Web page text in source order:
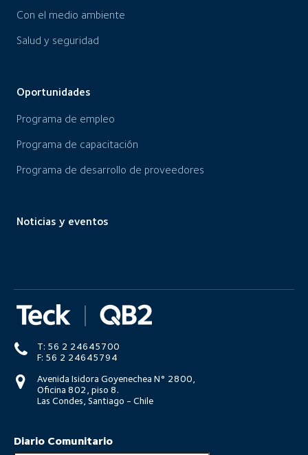
Con el medio ambiente
Salud y seguridad
Oportunidades
Programa de empleo
Programa de capacitación
Programa de desarrollo de proveedores
Noticias y eventos
T: 56 2 24645700
F: 56 2 24645794
Avenida Isidora Goyenechea N° 2800,
Oficina 802, piso 8.
Las Condes, Santiago - Chile
Diario Comunitario